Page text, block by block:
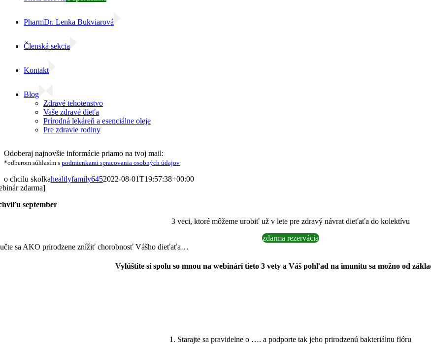
PharmDr. Lenka Bukviarová
Členská sekcia
Kontakt
Blog
Zdravé tehotenstvo
Vaše zdravé dieťa
Prírodná lekáreň a esenciálne oleje
Pre zdravie rodiny
Facebook
Instagram
Email
Odoberaj najnovšie informácie priamo na tvoj mail:
*odberom súhlasím s podmienkami spracovania osobných údajov
o chcilu skolkahealtlyfamily6452022-08-01T19:57:38+00:00
zdarma]
september
3 veci, ktoré môžeme urobiť už v lete pre zdravý návrat dieťaťa do kolektívu
zdarma rezervácia
sa AKO prirodzene znížiť chorobnosť Vášho dieťaťa…
Vylúštite si spolu so mnou na webinári tieto 3 vety a Váš pohľad na imunitu sa možno od
1. Starajte sa pravidelne o …. a podporte tak jeho prirodzenú bakteriálnu flóru